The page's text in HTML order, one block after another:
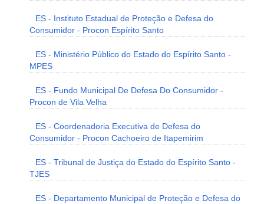
ES - Instituto Estadual de Proteção e Defesa do
Consumidor - Procon Espírito Santo
ES - Ministério Público do Estado do Espírito Santo -
MPES
ES - Fundo Municipal De Defesa Do Consumidor -
Procon de Vila Velha
ES - Coordenadoria Executiva de Defesa do
Consumidor - Procon Cachoeiro de Itapemirim
ES - Tribunal de Justiça do Estado do Espírito Santo -
TJES
ES - Departamento Municipal de Proteção e Defesa do